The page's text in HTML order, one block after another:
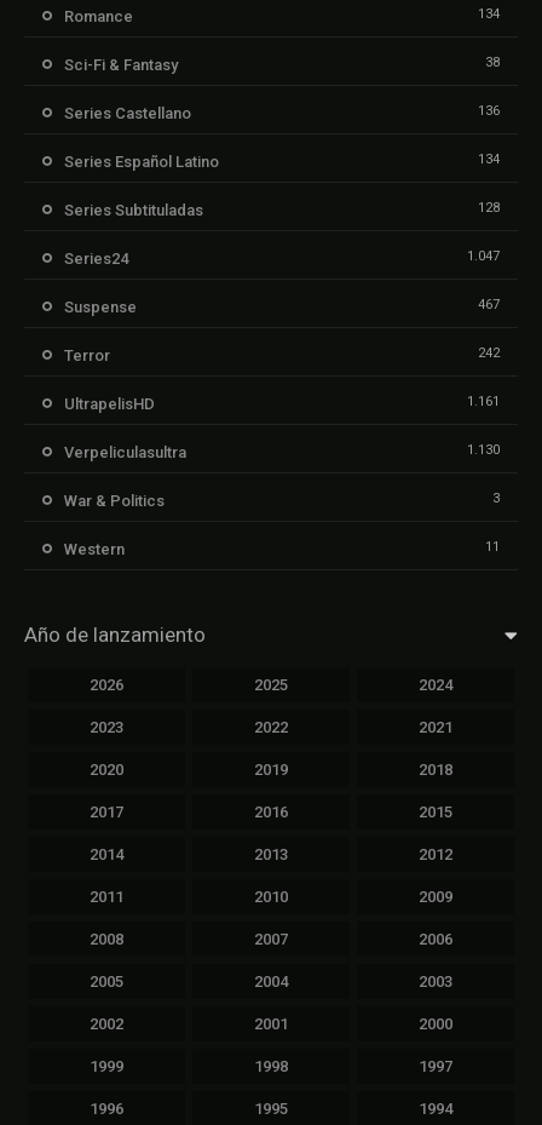
Romance 134
Sci-Fi & Fantasy 38
Series Castellano 136
Series Español Latino 134
Series Subtituladas 128
Series24 1.047
Suspense 467
Terror 242
UltrapelisHD 1.161
Verpeliculasultra 1.130
War & Politics 3
Western 11
Año de lanzamiento
2026 2025 2024
2023 2022 2021
2020 2019 2018
2017 2016 2015
2014 2013 2012
2011 2010 2009
2008 2007 2006
2005 2004 2003
2002 2001 2000
1999 1998 1997
1996 1995 1994